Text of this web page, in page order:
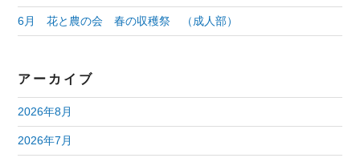
6月 花と農の会 春の収穫祭 （成人部）
アーカイブ
2026年8月
2026年7月